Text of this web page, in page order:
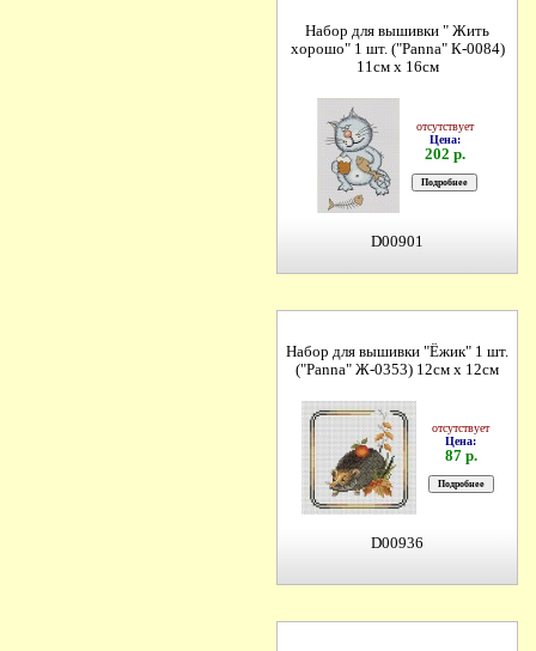
Набор для вышивки " Жить
хорошо" 1 шт. ("Panna" К-0084)
11см х 16см
отсутствует
Цена:
202 р.
D00901
Набор для вышивки "Ёжик" 1 шт.
("Panna" Ж-0353) 12см х 12см
отсутствует
Цена:
87 р.
D00936